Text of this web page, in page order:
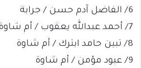
6/ الفاضل آدم حسن / جرابة
7/ أحمد عبدالله يعقوب / أم شاوة
8/ تبين حامد ابترك / أم شاوة
9/ عبود مؤمن / أم شاوة